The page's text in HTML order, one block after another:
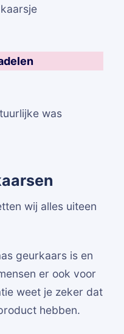
was
wij alles uiteen
geurkaars is en
er ook voor
weet je zeker dat
hebben.